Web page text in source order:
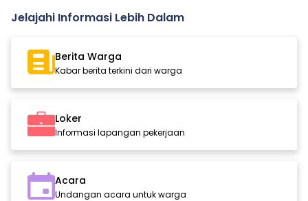
Jelajahi Informasi Lebih Dalam
Berita Warga
Kabar berita terkini dari warga
Loker
Informasi lapangan pekerjaan
Acara
Undangan acara untuk warga